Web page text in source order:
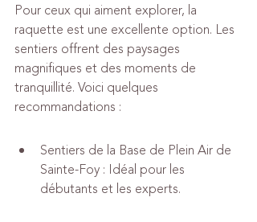
Pour ceux qui aiment explorer, la
raquette est une excellente option. Les
sentiers offrent des paysages
magnifiques et des moments de
tranquillité. Voici quelques
recommandations :
Sentiers de la Base de Plein Air de
Sainte-Foy : Idéal pour les
débutants et les experts.